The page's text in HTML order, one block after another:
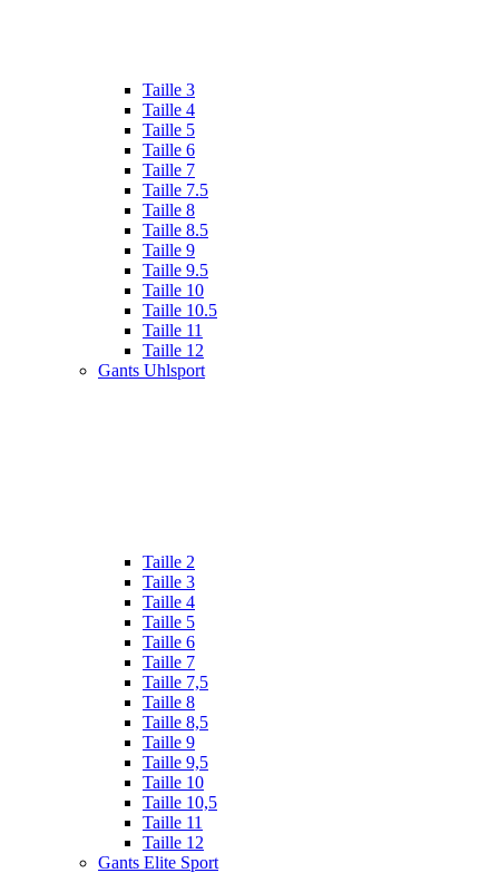
Taille 3
Taille 4
Taille 5
Taille 6
Taille 7
Taille 7.5
Taille 8
Taille 8.5
Taille 9
Taille 9.5
Taille 10
Taille 10.5
Taille 11
Taille 12
Gants Uhlsport
Taille 2
Taille 3
Taille 4
Taille 5
Taille 6
Taille 7
Taille 7,5
Taille 8
Taille 8,5
Taille 9
Taille 9,5
Taille 10
Taille 10,5
Taille 11
Taille 12
Gants Elite Sport